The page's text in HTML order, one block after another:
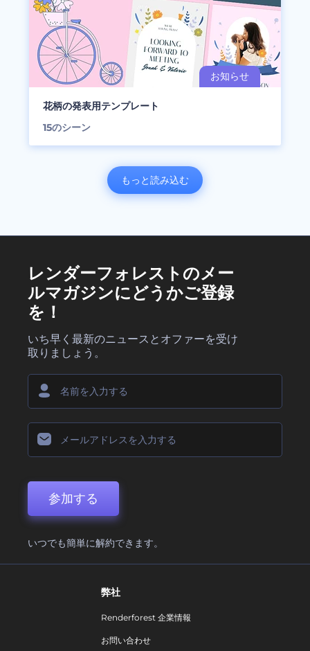
花柄の発表用テンプレート
15のシーン
もっと読み込む
レンダーフォレストのメー
ルマガジンにどうかご登録
を！
いち早く最新のニュースとオファーを受け
取りましょう。
参加する
いつでも簡単に解約できます。
弊社
Renderforest 企業情報
お問い合わせ